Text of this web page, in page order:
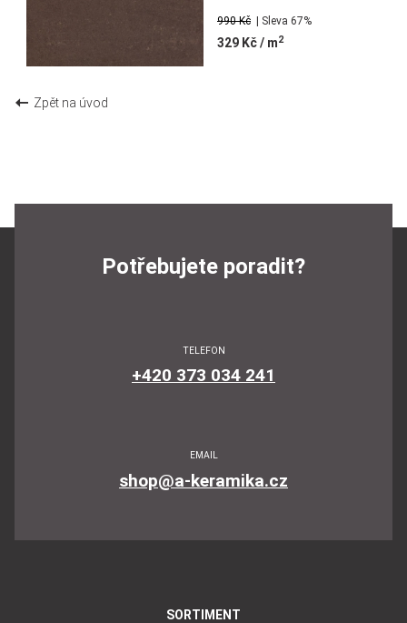
990 Kč | Sleva 67%
329 Kč/ m2
Zpět na úvod
Potřebujete poradit?
TELEFON
+420 373 034 241
EMAIL
shop@a-keramika.cz
SORTIMENT